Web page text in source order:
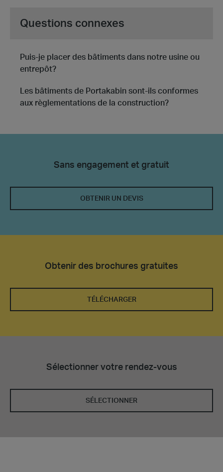
Questions connexes
Puis-je placer des bâtiments dans notre usine ou
entrepôt?
Les bâtiments de Portakabin sont-ils conformes
aux règlementations de la construction?
Sans engagement et gratuit
OBTENIR UN DEVIS
Obtenir des brochures gratuites
TÉLÉCHARGER
Sélectionner votre rendez-vous
SÉLECTIONNER